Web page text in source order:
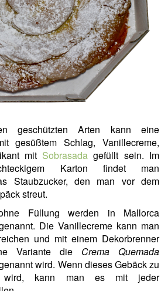
geschützten Arten kann eine
gesüßtem Schlag, Vanillecreme,
mit Sobrasada gefüllt sein. Im
Karton findet man
Staubzucker, den man vor dem
streut.
Füllung werden in Mallorca
Die Vanillecreme kann man
und mit einem Dekorbrenner
Variante die Crema Quemada
wird. Wenn dieses Gebäck zu
wird, kann man es mit jeder